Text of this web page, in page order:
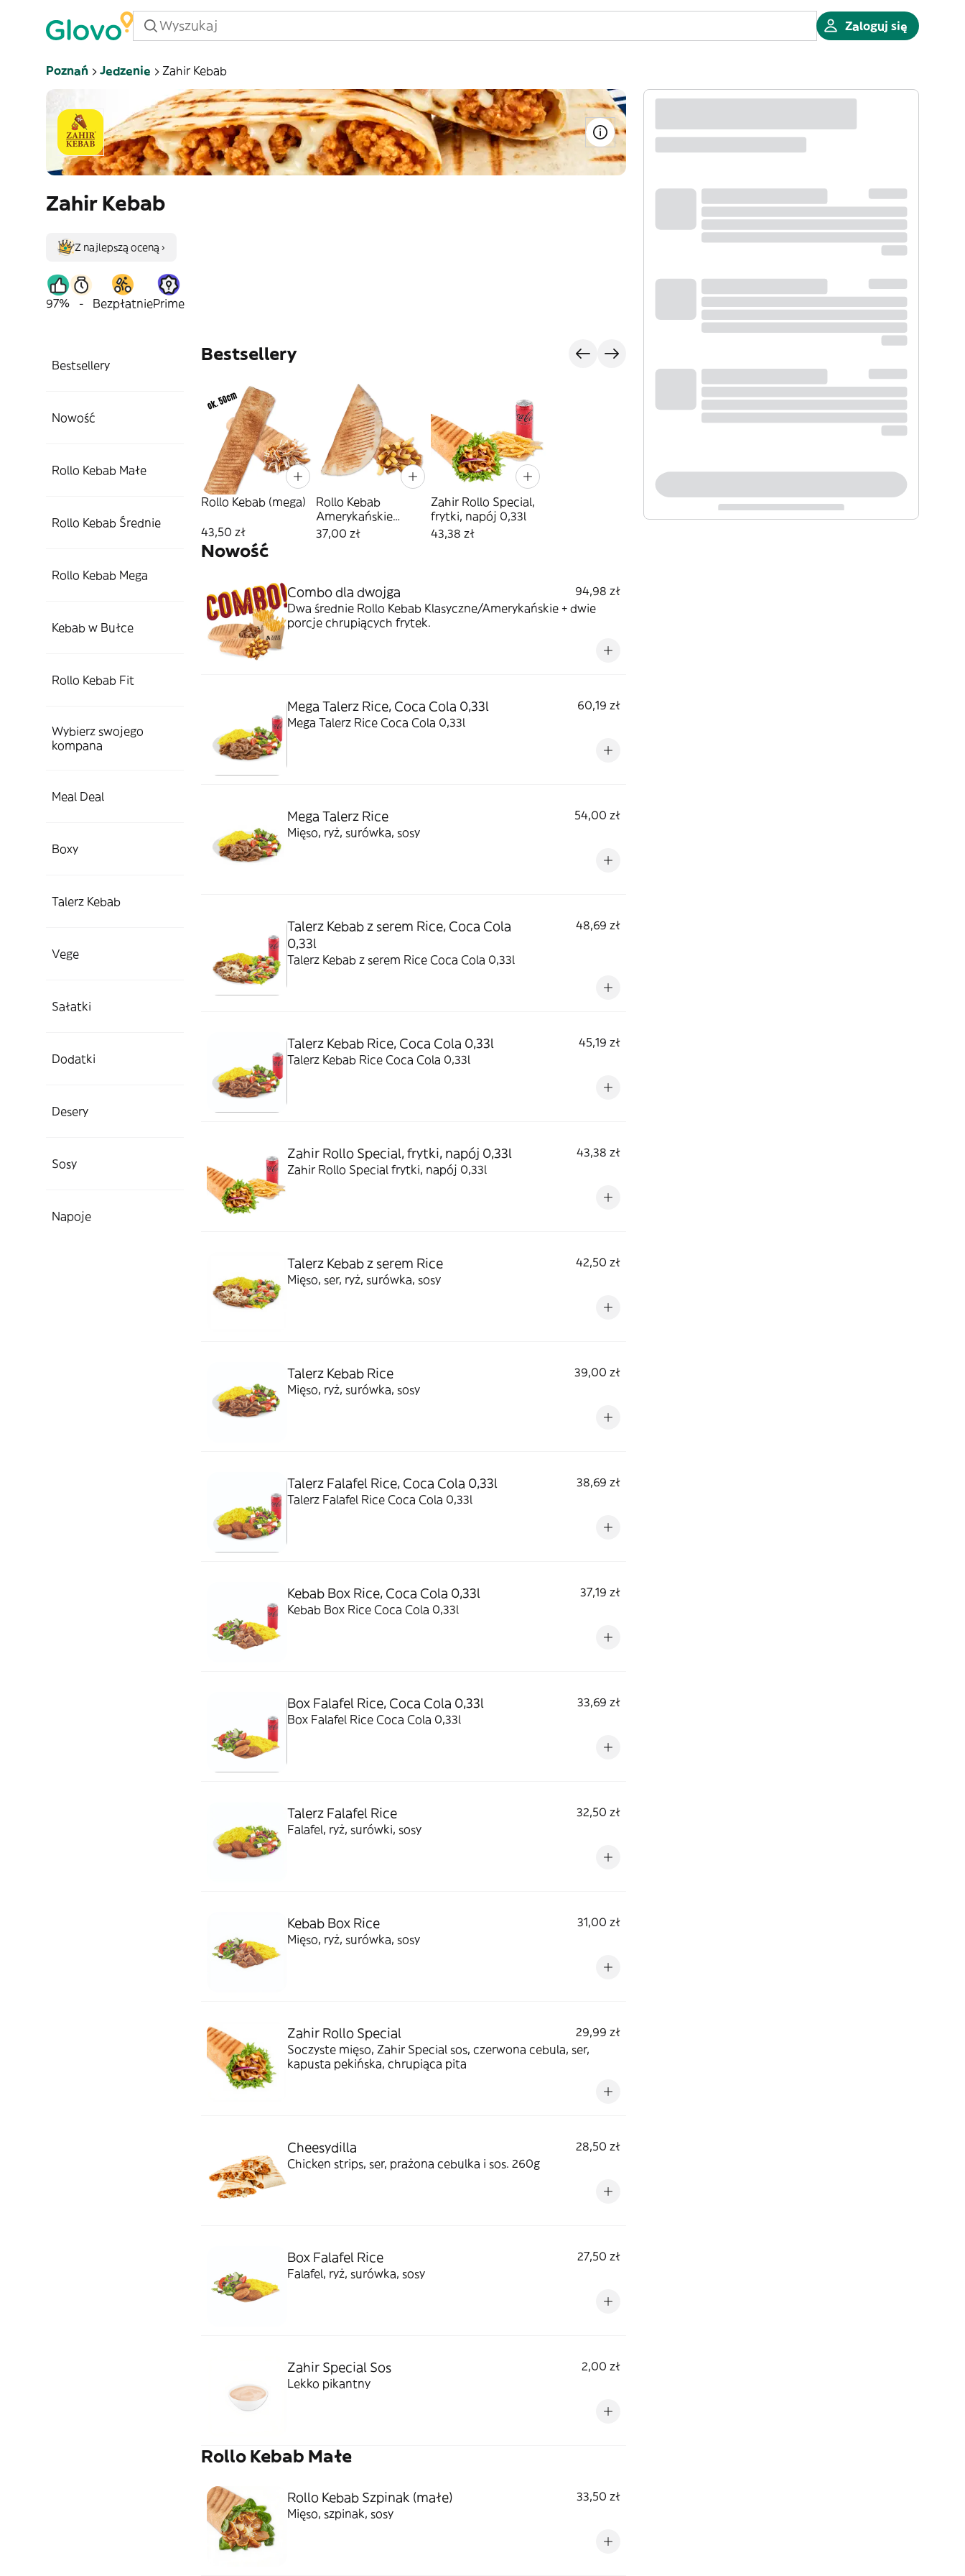
Zaloguj się
Poznań Jedzenie Zahir Kebab
Zahir Kebab
Z najlepszą oceną ›
97% - BezpłatniePrime
Bestsellery
Nowość
Rollo Kebab Małe
Rollo Kebab Średnie
Rollo Kebab Mega
Kebab w Bułce
Rollo Kebab Fit
Wybierz swojego
kompana
Meal Deal
Boxy
Talerz Kebab
Vege
Sałatki
Dodatki
Desery
Sosy
Napoje
Bestsellery
Rollo Kebab (mega)
43,50 zł
Rollo Kebab
Amerykańskie
(średnie)
37,00 zł
Zahir Rollo Special,
frytki, napój 0,33l
43,38 zł
Nowość
Combo dla dwojga
94,98 zł
Dwa średnie Rollo Kebab Klasyczne/Amerykańskie + dwie
porcje chrupiących frytek.
Mega Talerz Rice, Coca Cola 0,33l
60,19 zł
Mega Talerz Rice Coca Cola 0,33l
Mega Talerz Rice
54,00 zł
Mięso, ryż, surówka, sosy
Talerz Kebab z serem Rice, Coca Cola
0,33l
48,69 zł
Talerz Kebab z serem Rice Coca Cola 0,33l
Talerz Kebab Rice, Coca Cola 0,33l
45,19 zł
Talerz Kebab Rice Coca Cola 0,33l
Zahir Rollo Special, frytki, napój 0,33l
43,38 zł
Zahir Rollo Special frytki, napój 0,33l
Talerz Kebab z serem Rice
42,50 zł
Mięso, ser, ryż, surówka, sosy
Talerz Kebab Rice
39,00 zł
Mięso, ryż, surówka, sosy
Talerz Falafel Rice, Coca Cola 0,33l
38,69 zł
Talerz Falafel Rice Coca Cola 0,33l
Kebab Box Rice, Coca Cola 0,33l
37,19 zł
Kebab Box Rice Coca Cola 0,33l
Box Falafel Rice, Coca Cola 0,33l
33,69 zł
Box Falafel Rice Coca Cola 0,33l
Talerz Falafel Rice
32,50 zł
Falafel, ryż, surówki, sosy
Kebab Box Rice
31,00 zł
Mięso, ryż, surówka, sosy
Zahir Rollo Special
29,99 zł
Soczyste mięso, Zahir Special sos, czerwona cebula, ser,
kapusta pekińska, chrupiąca pita
Cheesydilla
28,50 zł
Chicken strips, ser, prażona cebulka i sos. 260g
Box Falafel Rice
27,50 zł
Falafel, ryż, surówka, sosy
Zahir Special Sos
2,00 zł
Lekko pikantny
Rollo Kebab Małe
Rollo Kebab Szpinak (małe)
33,50 zł
Mięso, szpinak, sosy